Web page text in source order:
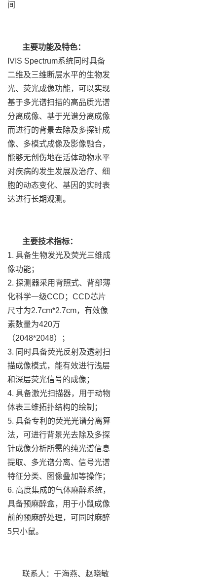
间
主要功能及特色：
IVIS Spectrum系统同时具备
二维及三维断层水平的生物发
光、荧光成像功能，可以实现
基于多光谱扫描的高品质光谱
分离成像、基于光谱分离成像
而进行的背景去除及多探针成
像、多模式成像及影像融合，
能够无创伤地在活体动物水平
对疾病的发生发展及治疗、细
胞的动态变化、基因的实时表
达进行长期观测。
主要技术指标：
1. 具备生物发光及荧光三维成
像功能；
2. 探测器采用背照式、背部薄
化科学一级CCD；CCD芯片
尺寸为2.7cm*2.7cm，有效像
素数量为420万
（2048*2048）；
3. 同时具备荧光反射及透射扫
描成像模式，能有效进行浅层
和深层荧光信号的成像；
4. 具备激光扫描器，用于动物
体表三维拓扑结构的绘制；
5. 具备专利的荧光光谱分离算
法，可进行背景光去除及多探
针成像分析所需的纯光谱信息
提取、多光谱分离、信号光谱
特征分类、图像叠加等操作；
6. 高度集成的气体麻醉系统，
具备预麻醉盒，用于小鼠成像
前的预麻醉处理，可同时麻醉
5只小鼠。
联系人：于海燕、赵晓敏